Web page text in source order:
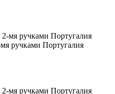
ручками Португалия